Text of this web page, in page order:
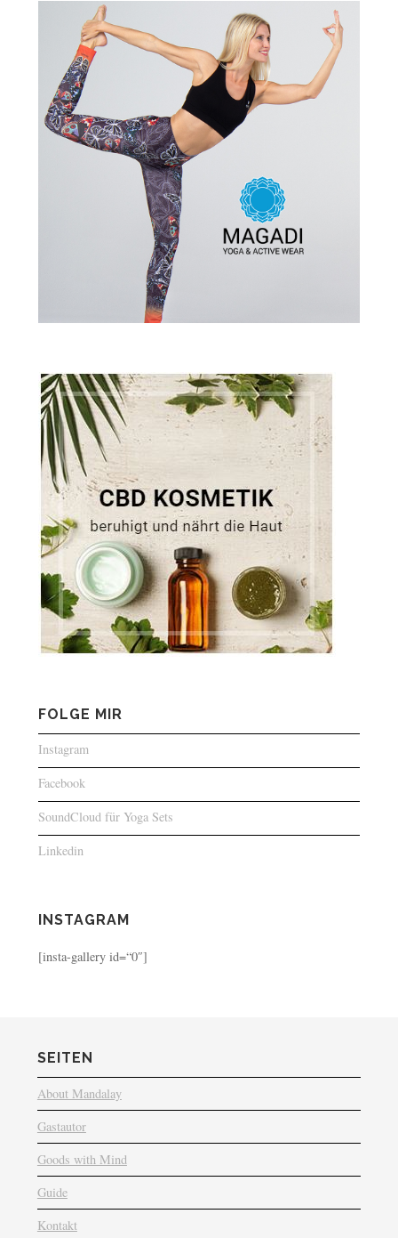
FOLGE MIR
Instagram
Facebook
SoundCloud für Yoga Sets
Linkedin
INSTAGRAM
[insta-gallery id=“0″]
SEITEN
About Mandalay
Gastautor
Goods with Mind
Guide
Kontakt